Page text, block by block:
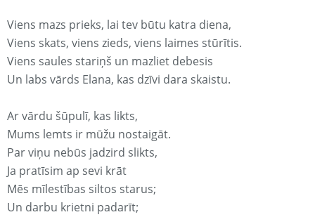
Viens mazs prieks, lai tev būtu katra diena,
Viens skats, viens zieds, viens laimes stūrītis.
Viens saules stariņš un mazliet debesis
Un labs vārds Elana, kas dzīvi dara skaistu.
Ar vārdu šūpulī, kas likts,
Mums lemts ir mūžu nostaigāt.
Par viņu nebūs jadzird slikts,
Ja pratīsim ap sevi krāt
Mēs mīlestības siltos starus;
Un darbu krietni padarīt;